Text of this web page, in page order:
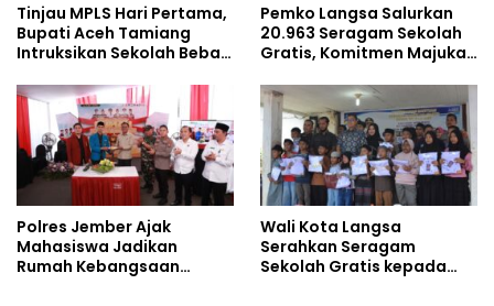
Tinjau MPLS Hari Pertama,
Bupati Aceh Tamiang
Intruksikan Sekolah Bebas
Pemko Langsa Salurkan
20.963 Seragam Sekolah
Gratis, Komitmen Majukan
Polres Jember Ajak
Mahasiswa Jadikan
Rumah Kebangsaan
Wali Kota Langsa
Serahkan Seragam
Sekolah Gratis kepada